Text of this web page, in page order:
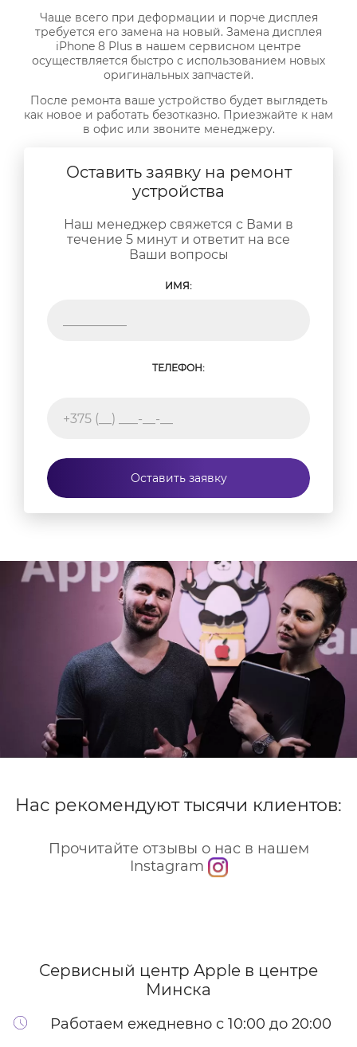
Чаще всего при деформации и порче дисплея
требуется его замена на новый. Замена дисплея
iPhone 8 Plus в нашем сервисном центре
осуществляется быстро с использованием новых
оригинальных запчастей.
После ремонта ваше устройство будет выглядеть
как новое и работать безотказно. Приезжайте к нам
в офис или звоните менеджеру.
Оставить заявку на ремонт
устройства
Наш менеджер свяжется с Вами в
течение 5 минут и ответит на все
Ваши вопросы
ИМЯ:
ТЕЛЕФОН:
Оставить заявку
Нас рекомендуют тысячи клиентов:
Прочитайте отзывы о нас в нашем
Instagram
Сервисный центр Apple в центре
Минска
Работаем ежедневно с 10:00 до 20:00